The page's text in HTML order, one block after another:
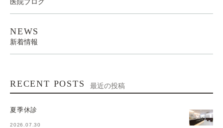
医院ブログ
NEWS
新着情報
RECENT POSTS 最近の投稿
夏季休診
2026.07.30